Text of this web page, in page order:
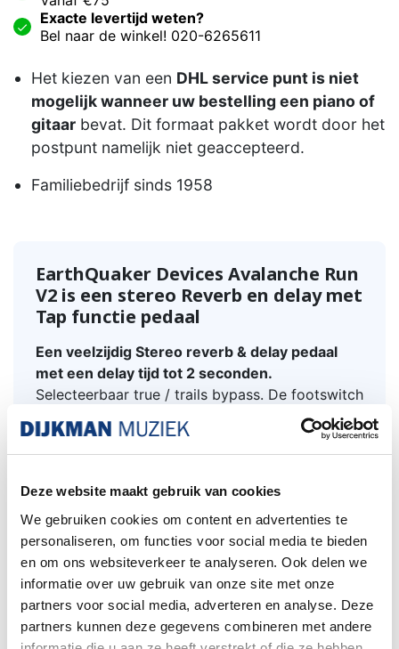
Deze website maakt gebruik van cookies
We gebruiken cookies om content en advertenties te
personaliseren, om functies voor social media te bieden
en om ons websiteverkeer te analyseren. Ook delen we
informatie over uw gebruik van onze site met onze
partners voor social media, adverteren en analyse. Deze
partners kunnen deze gegevens combineren met andere
Exacte levertijd weten?
Bel naar de winkel! 020-6265611
Het kiezen van een DHL service punt is niet
mogelijk wanneer uw bestelling een piano of
gitaar bevat. Dit formaat pakket wordt door het
postpunt namelijk niet geaccepteerd.
Familiebedrijf sinds 1958
EarthQuaker Devices Avalanche Run
V2 is een stereo Reverb en delay met
Tap functie pedaal
Een veelzijdig Stereo reverb & delay pedaal
met een delay tijd tot 2 seconden.
Selecteerbaar true / trails bypass. De footswitch
schakelaar.
Biedt een veelzijdigheid van tape en analoge
mix (delay) en mix (reverb).
Tuimelschakelaar voor het selecteren van de
delay / reverb mode (reverse / normal / swell).
6-weg EXP draaischakelaar voor het selecteren
van de expression parameters en een 6-weg
ratio draaischakelaar voor het selecteren van de
tap tempo onderverdeling.